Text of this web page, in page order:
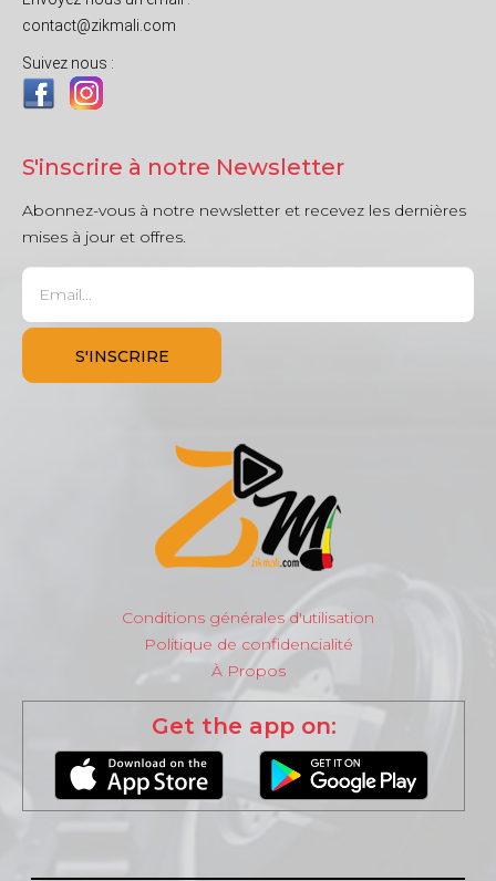
contact@zikmali.com
Suivez nous :
S'inscrire à notre Newsletter
Abonnez-vous à notre newsletter et recevez les dernières
mises à jour et offres.
Conditions générales d'utilisation
Politique de confidencialité
À Propos
Get the app on: